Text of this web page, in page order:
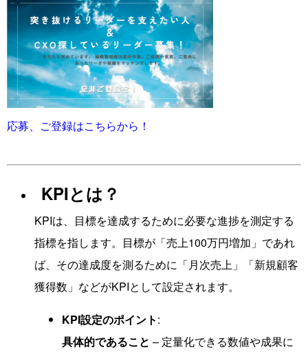
応募、ご登録はこちらから！
KPIとは？
KPIは、目標を達成するために必要な進捗を測定する
指標を指します。目標が「売上100万円増加」であれ
ば、その達成度を測るために「月次売上」「新規顧客
獲得数」などがKPIとして設定されます。
KPI設定のポイント:
具体的であること – 定量化できる数値や成果に